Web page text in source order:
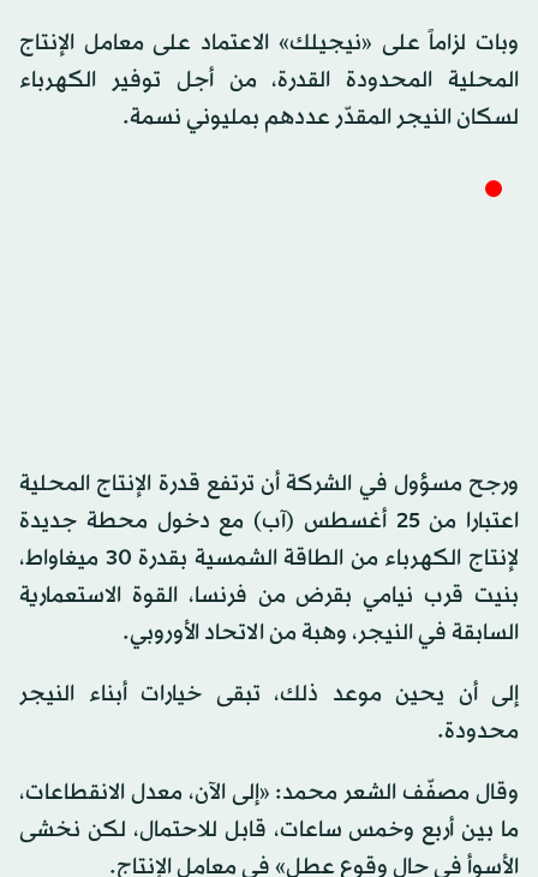
وبات لزاماً على «نيجيلك» الاعتماد على معامل الإنتاج
المحلية المحدودة القدرة، من أجل توفير الكهرباء
لسكان النيجر المقدّر عددهم بمليوني نسمة.
ورجح مسؤول في الشركة أن ترتفع قدرة الإنتاج المحلية
اعتبارا من 25 أغسطس (آب) مع دخول محطة جديدة
لإنتاج الكهرباء من الطاقة الشمسية بقدرة 30 ميغاواط،
بنيت قرب نيامي بقرض من فرنسا، القوة الاستعمارية
السابقة في النيجر، وهبة من الاتحاد الأوروبي.
إلى أن يحين موعد ذلك، تبقى خيارات أبناء النيجر
محدودة.
وقال مصفّف الشعر محمد: «إلى الآن، معدل الانقطاعات،
ما بين أربع وخمس ساعات، قابل للاحتمال، لكن نخشى
الأسوأ في حال وقوع عطل» في معامل الإنتاج.